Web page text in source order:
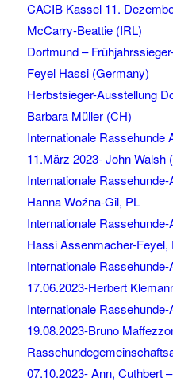
CACIB Kassel 11.
McCarry-Beattie (IRL)
Dortmund –
Feyel Hassi (Germany)
Herbstsieger-Ausstellung
Barbara Müller (CH)
Internationale Rassehunde
11.März 2023- John Walsh
Internationale
Hanna Woźna-Gil, PL
Internationale
Hassi Assenmacher-Feyel,
Internationale
17.06.2023-Herbert
Internationale
19.08.2023-Bruno
07.10.2023- Ann, Cuthbert